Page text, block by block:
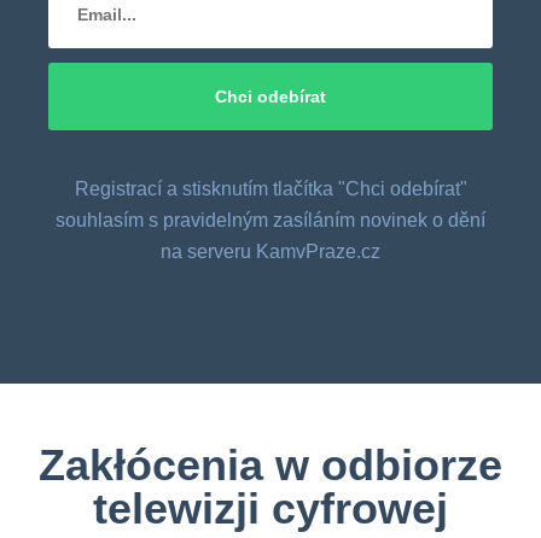
Registrací a stisknutím tlačítka "Chci odebírat"
souhlasím s pravidelným zasíláním novinek o dění
na serveru KamvPraze.cz
Zakłócenia w odbiorze
telewizji cyfrowej